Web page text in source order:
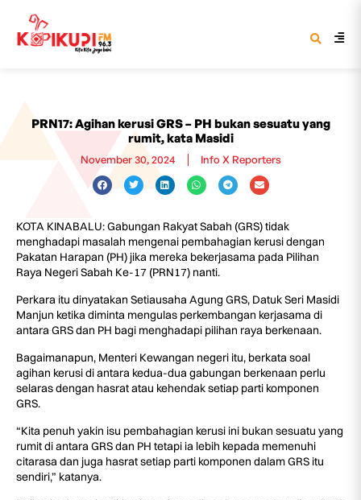
PRN17: Agihan kerusi GRS – PH bukan sesuatu yang
rumit, kata Masidi
November 30, 2024 Info X Reporters
KOTA KINABALU: Gabungan Rakyat Sabah (GRS) tidak
menghadapi masalah mengenai pembahagian kerusi dengan
Pakatan Harapan (PH) jika mereka bekerjasama pada Pilihan
Raya Negeri Sabah Ke-17 (PRN17) nanti.
Perkara itu dinyatakan Setiausaha Agung GRS, Datuk Seri Masidi
Manjun ketika diminta mengulas perkembangan kerjasama di
antara GRS dan PH bagi menghadapi pilihan raya berkenaan.
Bagaimanapun, Menteri Kewangan negeri itu, berkata soal
agihan kerusi di antara kedua-dua gabungan berkenaan perlu
selaras dengan hasrat atau kehendak setiap parti komponen
GRS.
“Kita penuh yakin isu pembahagian kerusi ini bukan sesuatu yang
rumit di antara GRS dan PH tetapi ia lebih kepada memenuhi
citarasa dan juga hasrat setiap parti komponen dalam GRS itu
sendiri,” katanya.